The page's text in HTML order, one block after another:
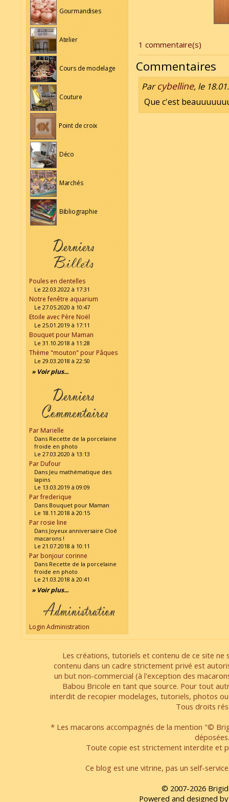
Gourmandises
Atelier
Cours de modelage
Couture
Point de croix
Déco
Marchés
Bibliographie
Poules en dentelles
Le 22.03.2022 à 17:31
Notre fenêtre aquarium
Le 27.05.2020 à 10:47
Etoile avec Père Noël
Le 25.01.2019 à 17:11
Bouquet pour Maman
Le 31.10.2018 à 11:28
Thème "mouton" pour Pâques
Le 29.03.2018 à 22:50
» Voir plus...
Par Marielle
Dans Recette de la porcelaine
froide en photo
Le 27.03.2020 à 13:13
Par Dufour
Dans Jeu mathématique des
lapins
Le 13.03.2019 à 09:09
Par frederique
Dans Bouquet pour Maman
Le 18.11.2018 à 20:15
Par rosie line
Dans Joyeux anniversaire Cloé
macarons !
Le 21.07.2018 à 10:11
Par bonjour corinne
Dans Recette de la porcelaine
froide en photo
Le 21.03.2018 à 20:41
» Voir plus...
Login Administration
1 commentaire(s)
Commentaires
Parcybelline, le
Que c'est
Les créations, tutoriels et contenu de ce site
contenu dans un cadre strictement privé est
un but non-commercial (à l'exception des
Babou Bricole en tant que source. Pour tout
interdit de recopier modelages, tutoriels, photos
Tous droits
* Les macarons accompagnés de la mention "©
déposées.
Toute copie est strictement interdite et
Ce blog est une vitrine, pas un self-
© 2007-2026
Powered and designed